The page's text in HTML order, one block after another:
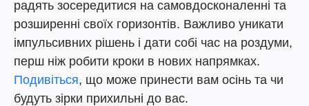
радять зосередитися на самовдосконаленні та
розширенні своїх горизонтів. Важливо уникати
імпульсивних рішень і дати собі час на роздуми,
перш ніж робити кроки в нових напрямках.
Подивіться, що може принести вам осінь та чи
будуть зірки прихильні до вас.